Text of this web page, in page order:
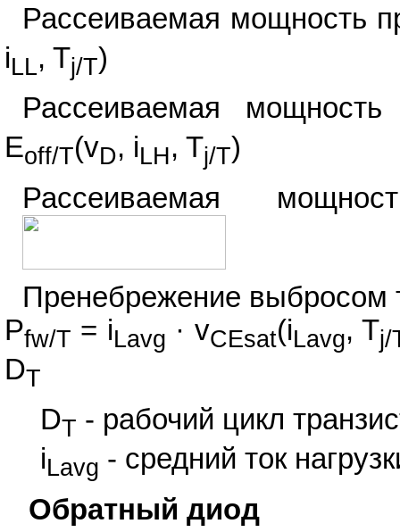
Рассеиваемая мощность
iLL , Tj/T)
Рассеиваемая
Eoff/T(vD, iLH, Tj/T)
Рассеиваемая
Пренебрежение выбросом
Pfw/T = iLavg · vCEsat(iLavg, Tj/
DT
DT - рабочий цикл
iLavg - средний ток
Обратный диод